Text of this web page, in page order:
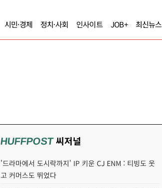
시민·경제 정치·사회 인사이트 JOB+ 최신뉴스
HUFFPOST씨저널
'드라마에서 도시락까지' IP 키운 CJ ENM : 티빙도 웃
고 커머스도 뛰었다